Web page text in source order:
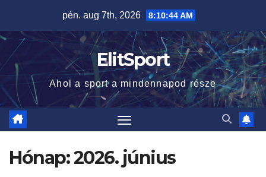
content
pén. aug 7th, 2026 8:10:46 AM
ElitSport
Ahol a sport a mindennapod része
Hónap:2026. június